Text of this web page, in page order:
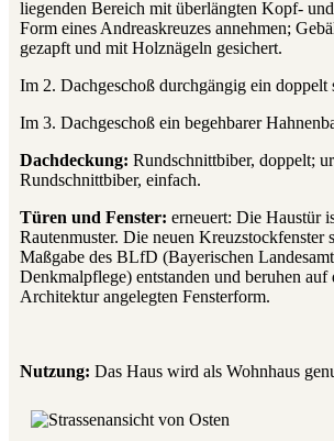
liegenden Bereich mit überlängten Kopf-
Form eines Andreaskreuzes annehmen;
gezapft und mit Holznägeln gesichert.
Im 2. Dachgeschoß durchgängig ein doppelt
Im 3. Dachgeschoß ein begehbarer
Dachdeckung: Rundschnittbiber, doppelt;
Rundschnittbiber, einfach.
Türen und Fenster: erneuert: Die Haustür
Rautenmuster. Die neuen Kreuzstockfenster
Maßgabe des BLfD (Bayerischen
Denkmalpflege) entstanden und beruhen auf
Architektur angelegten Fensterform.
Nutzung: Das Haus wird als Wohnhaus